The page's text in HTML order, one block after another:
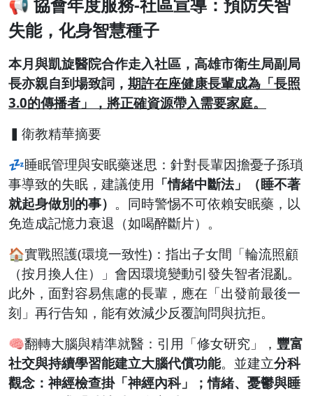
📢 協會年度服務-社區宣導：預防失智
失能，化身智慧種子
本月與凱旋醫院合作走入社區，高雄市衛生局副局
長亦親自到場致詞， 期許在座健康長輩成為「長照
3.0的傳播者」，將正確資源帶入需要家庭。
▍衛教精華摘要
💤睡眠管理與安眠藥迷思：針對長輩因擔憂子孫瑣
事導致的失眠，建議使用 「情緒中斷法」（睡不著
就起身做別的事） 。同時警惕不可依賴安眠藥，以
免造成記憶力衰退（如喝醉斷片）。
🏠實戰照護(環境一致性)：指出子女間「輪流照顧
（按月換人住）」會因環境變動引發失智者混亂。
此外，面對容易焦慮的長輩，應在「出發前最後一
刻」再行告知，能有效減少反覆詢問與抗拒。
🧠翻轉大腦與精準就醫：引用「修女研究」， 豐富
社交與持續學習能建立大腦代償功能。並建立分科
觀念：神經檢查掛「神經內科」；情緒、憂鬱與睡